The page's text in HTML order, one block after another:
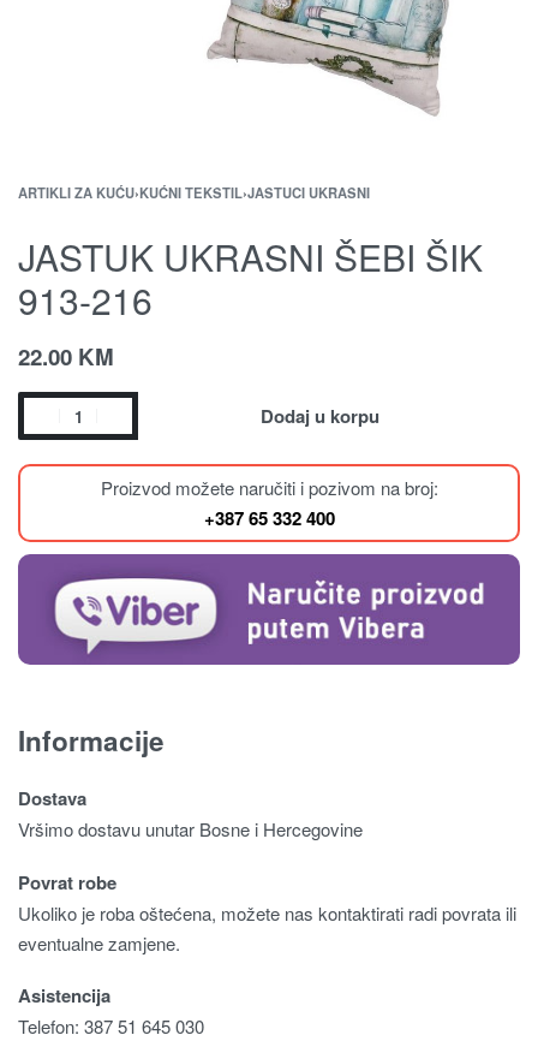
ARTIKLI ZA KUĆU›KUĆNI TEKSTIL›JASTUCI UKRASNI
JASTUK UKRASNI ŠEBI ŠIK
913-216
22.00 KM
Dodaj u korpu
Proizvod možete naručiti i pozivom na broj:
+387 65 332 400
Informacije
Dostava
Vršimo dostavu unutar Bosne i Hercegovine
Povrat robe
Ukoliko je roba oštećena, možete nas kontaktirati radi povrata ili
eventualne zamjene.
Asistencija
Telefon: 387 51 645 030